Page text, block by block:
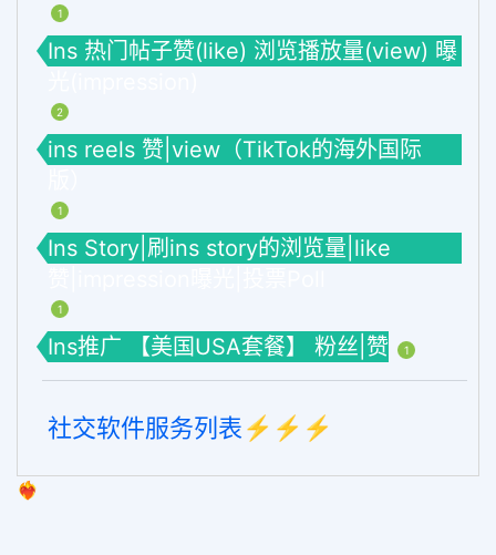
1
Ins 热门帖子赞(like) 浏览播放量(view) 曝
2
ins reels 赞|view（TikTok的海外国际
1
Ins Story|刷ins story的浏览量|like
1
Ins推广 【美国USA套餐】 粉丝|赞 1
社交软件服务列表⚡️⚡️⚡️
❤️‍🔥